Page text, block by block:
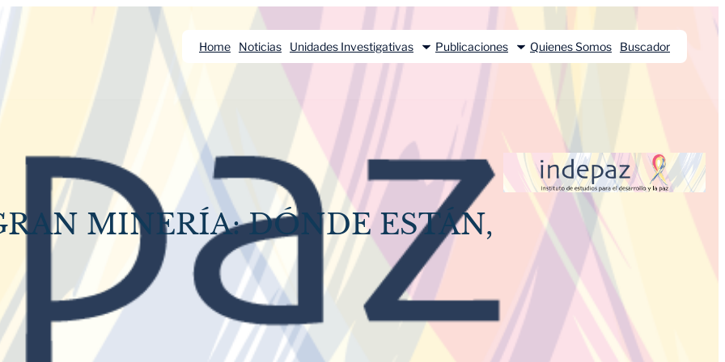
Home Noticias Unidades Investigativas Publicaciones Quienes Somos Buscador
MINERÍA: DÓNDE ESTÁN,